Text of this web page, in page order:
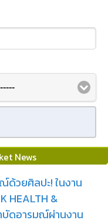
News
วยศิลปะ! ในงาน
HEALTH &
บัดอารมณ์ผ่านงาน